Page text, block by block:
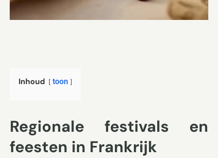
Inhoud toon
Regionale festivals en
feesten in Frankrijk